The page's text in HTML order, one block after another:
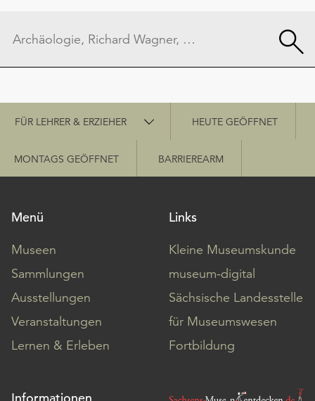
Schnellzugriff
FÜR LEHRER & ERZIEHER HEUTE GEÖFFNET
MONTAGS GEÖFFNET BARRIEREARM
Menü
Museen
Sammlungen
Ausstellungen
Veranstaltungen
Lernen & Erleben
Links
Kleine Museumskunde
museum-digital
Sächsische Landesstelle
für Museumswesen
Fortbildung
Informationen